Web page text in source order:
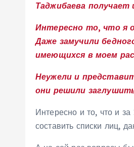
Таджибаева
Интересно то, что я
Даже замучили
имеющихся в моем
Неужели и
они решили
Интересно и то, что и
составить списки лиц,